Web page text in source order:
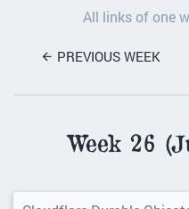
All links of one
PREVIOUS WEEK
Week 26